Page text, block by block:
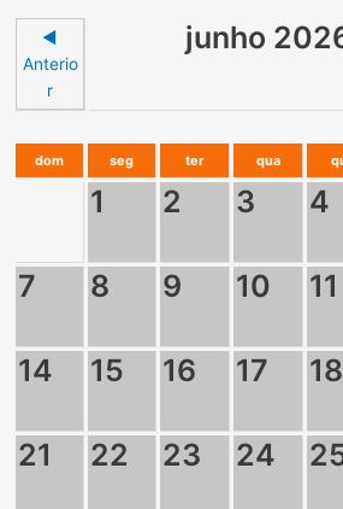
◄
Anterio
r
junho
dom seg ter qua
1 2 3 4
7 8 9 10 11
14 15 16 17 18
21 22 23 24